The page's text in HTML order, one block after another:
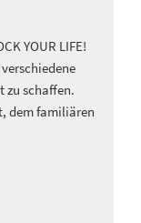
YOUR LIFE!
zu schaffen.
dem familiären